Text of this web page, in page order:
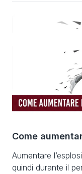
possiamo aprire
spiega come
Come
Aumentare
quindi durante il